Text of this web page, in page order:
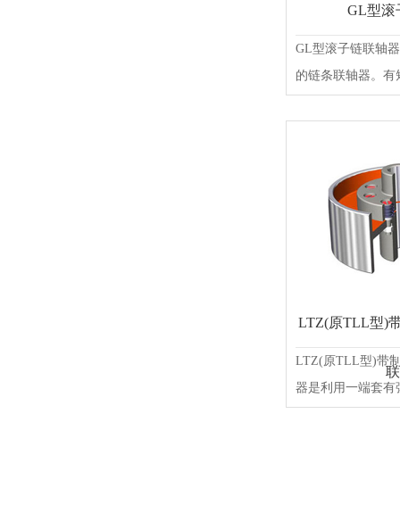
GL型滚
GL型滚子链联轴
的链条联轴器。
LTZ(原TLL型)
LTZ(原TLL型)带
器是利用一端套有